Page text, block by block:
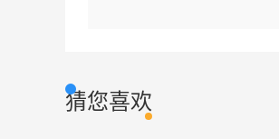
猜您喜欢